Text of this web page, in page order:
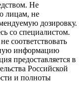
Не
лицам, не
дозировку.
со специалистом.
соответствовать
информацию
предоставляется в
Российской
и полноты